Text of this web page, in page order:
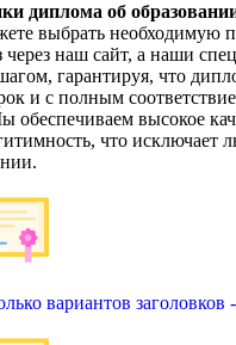
диплома об
выбрать необходимую
через наш сайт, а наши
гарантируя, что
и с полным
обеспечиваем высокое
что исключает
вариантов